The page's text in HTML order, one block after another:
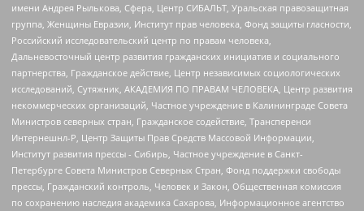
имени Андрея Рылькова, Сфера, Центр СИБАЛЬТ, Уральская правозащитная
группа, Женщины Евразии, Институт прав человека, Фонд защиты гласности,
Российский исследовательский центр по правам человека,
Дальневосточный центр развития гражданских инициатив и социального
партнерства, Гражданское действие, Центр независимых социологических
исследований, Сутяжник, АКАДЕМИЯ ПО ПРАВАМ ЧЕЛОВЕКА, Центр развития
некоммерческих организаций, Частное учреждение в Калининграде Совета
Министров северных стран, Гражданское содействие, Трансперенси
Интернешнл-Р, Центр Защиты Прав Средств Массовой Информации,
Институт развития прессы - Сибирь, Частное учреждение в Санкт-
Петербурге Совета Министров Северных Стран, Фонд поддержки свободы
прессы, Гражданский контроль, Человек и Закон, Общественная комиссия
по сохранению наследия академика Сахарова, Информационное агентство